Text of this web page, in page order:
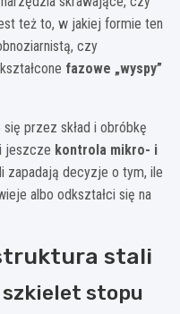
też to, w jakiej formie ten
czy
fazowe „wyspy”
przez skład i obróbkę
jeszcze kontrola mikro- i
zapadają decyzje o tym, ile
albo odkształci się na
stali
stopu